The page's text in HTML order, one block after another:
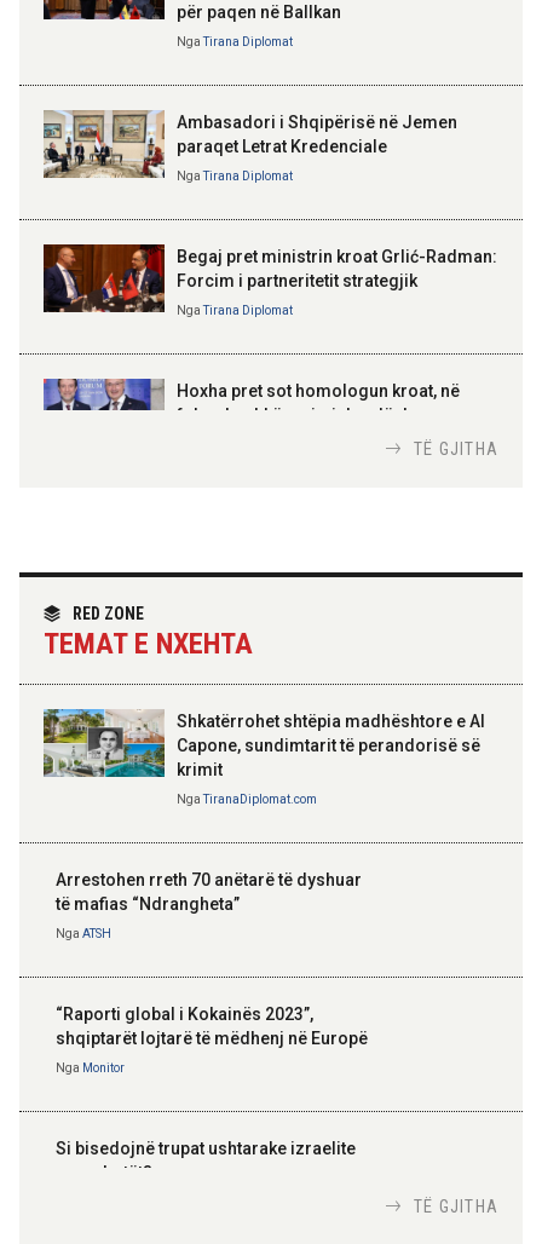
Armatosura me mjete taktike
“Made in Albania”
Kosovë!
100-vjetori i themelimit të
Urdhrit të Skënderbeut
për paqen në Ballkan
NgaTirana Diplomat
Ambasadori i Shqipërisë në Jemen
paraqet Letrat Kredenciale
NgaTirana Diplomat
Begaj pret ministrin kroat Grlić-Radman:
Forcim i partneritetit strategjik
NgaTirana Diplomat
Hoxha pret sot homologun kroat, në
fokus bashkëpunimi dypalësh
partneritetit strategjik
TË GJITHA
RED ZONE
TEMAT E NXEHTA
Shkatërrohet shtëpia madhështore e Al
Capone, sundimtarit të perandorisë së
krimit
NgaTiranaDiplomat.com
Arrestohen rreth 70 anëtarë të dyshuar
të mafias “Ndrangheta”
Nga ATSH
“Raporti global i Kokainës 2023”,
shqiptarët lojtarë të mëdhenj në Europë
Nga Monitor
Si bisedojnë trupat ushtarake izraelite
me robotët?
TË GJITHA